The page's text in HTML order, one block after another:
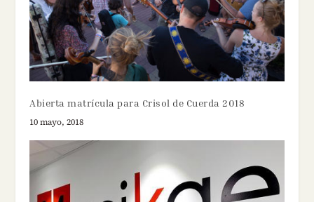
Abierta matrícula para Crisol de Cuerda 2018
10 mayo, 2018